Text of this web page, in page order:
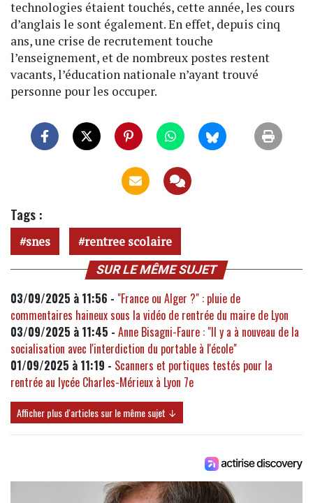
technologies étaient touchés, cette année, les cours
d’anglais le sont également. En effet, depuis cinq
ans, une crise de recrutement touche
l’enseignement, et de nombreux postes restent
vacants, l’éducation nationale n’ayant trouvé
personne pour les occuper.
Tags :
snes rentree scolaire
SUR LE MÊME SUJET
03/09/2025 à 11:56 - "France ou Alger ?" : pluie de
commentaires haineux sous la vidéo de rentrée du maire de Lyon
03/09/2025 à 11:45 - Anne Bisagni-Faure : "Il y a à nouveau de la
socialisation avec l'interdiction du portable à l'école"
01/09/2025 à 11:19 - Scanners et portiques testés pour la
rentrée au lycée Charles-Mérieux à Lyon 7e
Afficher plus d'articles sur le même sujet ↓